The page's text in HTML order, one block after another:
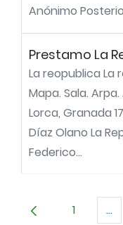
Anónimo
Prestamo La
La reopublica La
Mapa. Sala.
Lorca, Granada
Díaz Olano La
Federico...
Página
1 ...